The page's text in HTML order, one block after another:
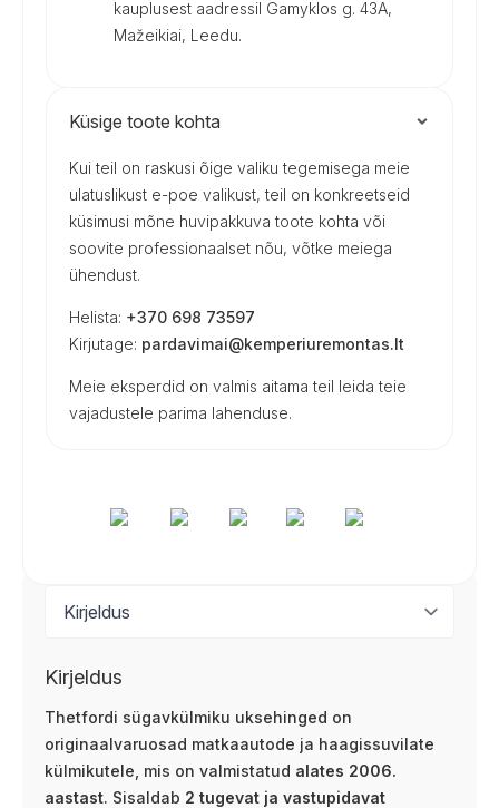
kauplusest aadressil Gamyklos g. 43A,
Mažeikiai, Leedu.
Küsige toote kohta
Kui teil on raskusi õige valiku tegemisega meie
ulatuslikust e-poe valikust, teil on konkreetseid
küsimusi mõne huvipakkuva toote kohta või
soovite professionaalset nõu, võtke meiega
ühendust.
Helista: +370 698 73597
Kirjutage: pardavimai@kemperiuremontas.lt
Meie eksperdid on valmis aitama teil leida teie
vajadustele parima lahenduse.
Kirjeldus
Thetfordi sügavkülmiku uksehinged on
originaalvaruosad matkaautode ja haagissuvilate
külmikutele, mis on valmistatud alates 2006.
aastast. Sisaldab 2 tugevat ja vastupidavat